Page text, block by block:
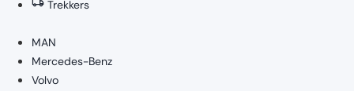
Trekkers
MAN
Mercedes-Benz
Volvo